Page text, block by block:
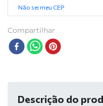
Não sei meu CEP
Compartilhar
Descrição do